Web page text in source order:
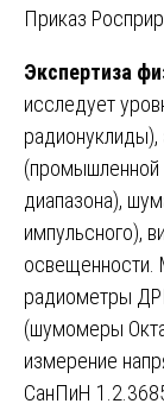
Приказ
Экспертиза
исследует
радионуклиды),
(промышленной
диапазона),
импульсного),
освещенности.
радиометры
(шумомеры
измерение
СанПиН